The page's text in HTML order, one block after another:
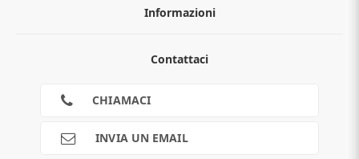
Informazioni
Guida all'acquisto
Scalapay
Contattaci
CHIAMACI
INVIA UN EMAIL